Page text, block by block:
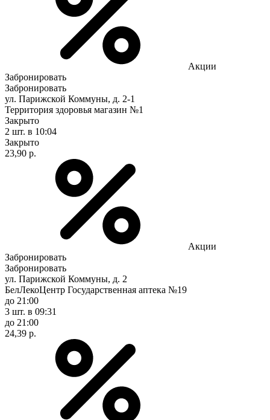
Акции
Забронировать
Забронировать
ул. Парижской Коммуны, д. 2-1
Территория здоровья магазин №1
Закрыто
2 шт. в 10:04
Закрыто
23,90 р.
Акции
Забронировать
Забронировать
ул. Парижской Коммуны, д. 2
БелЛекоЦентр Государственная аптека №19
до 21:00
3 шт. в 09:31
до 21:00
24,39 р.